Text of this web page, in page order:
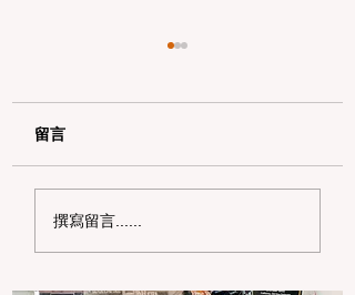
2026 湾区超市扫货宝
留言
撰寫留言......